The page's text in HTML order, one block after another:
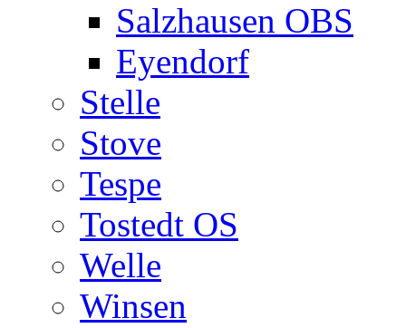
Salzhausen OBS
Eyendorf
Stelle
Stove
Tespe
Tostedt OS
Welle
Winsen